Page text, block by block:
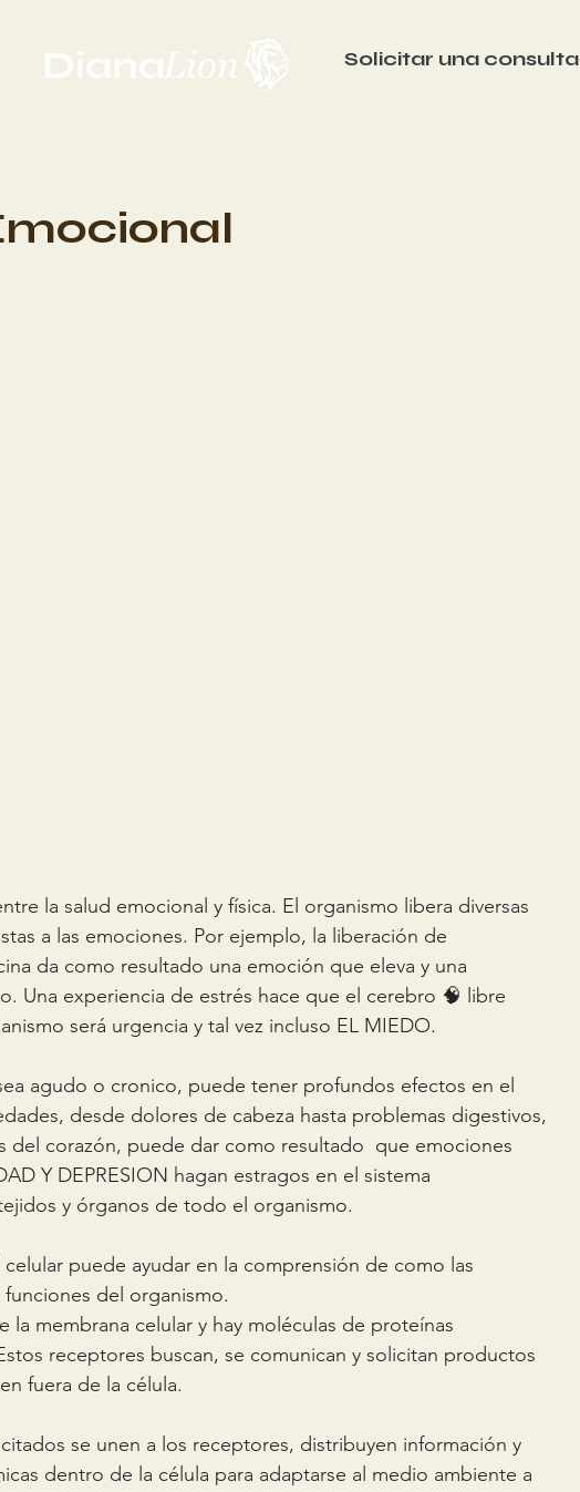
Solicitar una consulta
la salud emocional y física. El organismo libera diversas
a las emociones. Por ejemplo, la liberación de
da como resultado una emoción que eleva y una
Una experiencia de estrés hace que el cerebro 🧠 libre
será urgencia y tal vez incluso EL MIEDO.
agudo o cronico, puede tener profundos efectos en el
desde dolores de cabeza hasta problemas digestivos,
del corazón, puede dar como resultado  que emociones
Y DEPRESION hagan estragos en el sistema
y órganos de todo el organismo.
puede ayudar en la comprensión de como las
del organismo.
la membrana celular y hay moléculas de proteínas
receptores buscan, se comunican y solicitan productos
fuera de la célula.
se unen a los receptores, distribuyen información y
dentro de la célula para adaptarse al medio ambiente a